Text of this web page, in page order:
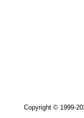
Copyright © 1999-